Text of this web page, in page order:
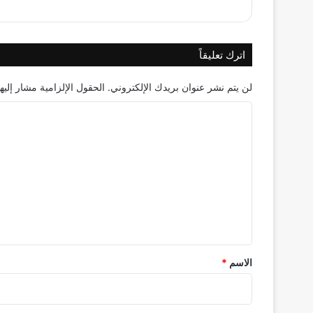
اترك تعليقاً
لن يتم نشر عنوان بريدك الإلكتروني. الحقول الإلزامية مشار
*الاسم *